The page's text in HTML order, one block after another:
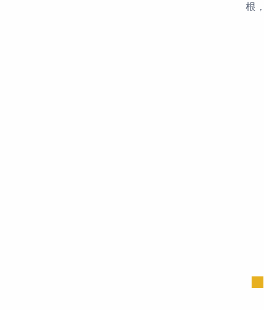
根